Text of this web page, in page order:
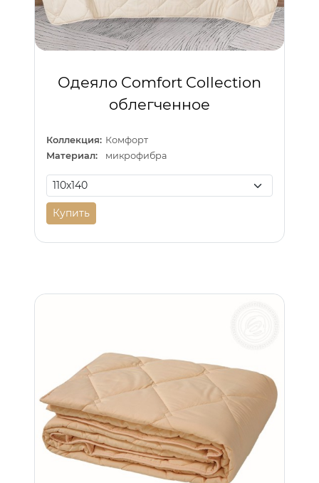
Одеяло Comfort Collection
облегченное
Коллекция: Комфорт
Материал:
микрофибра
Купить